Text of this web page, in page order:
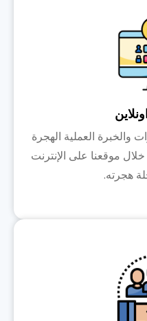
والخبرة العملية الهجرة
موقعنا على الإنترنت
هجرته.